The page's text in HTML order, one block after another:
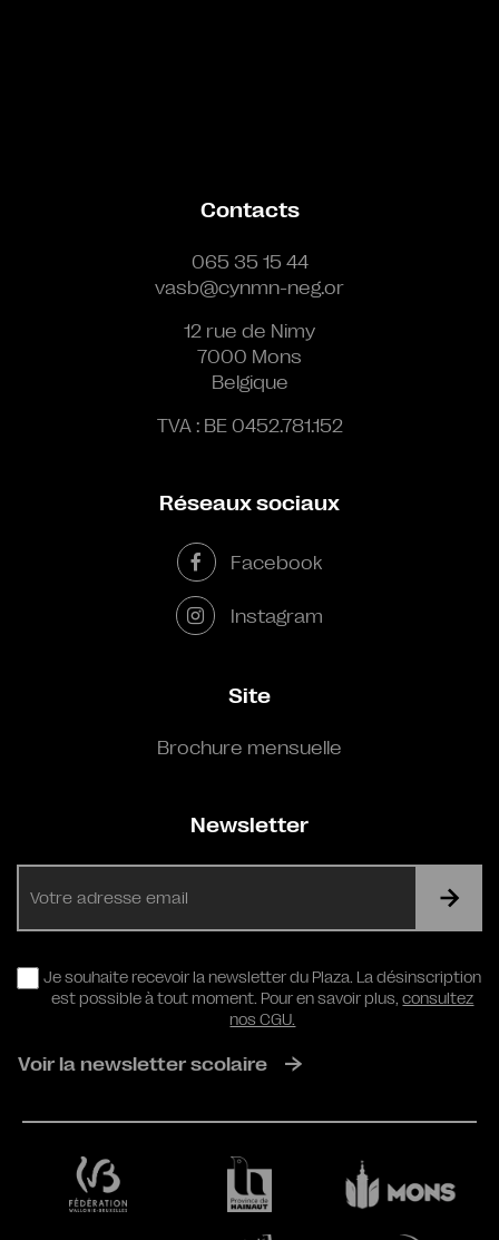
Contacts
065 35 15 44
vasb@cynmn-neg.or
12 rue de Nimy
7000 Mons
Belgique
TVA : BE 0452.781.152
Réseaux sociaux
Facebook
Instagram
Site
Brochure mensuelle
Newsletter
RGPD
Je souhaite recevoir la newsletter du Plaza. La désinscription
est possible à tout moment. Pour en savoir plus,consultez
nos CGU.
Voir la newsletter scolaire